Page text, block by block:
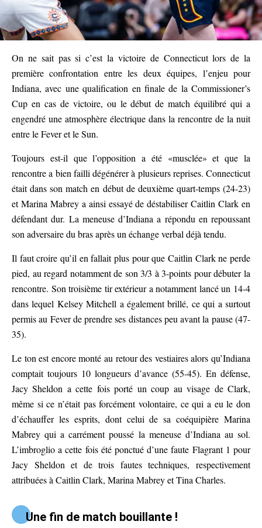
On ne sait pas si c’est la victoire de Connecticut lors de la
première confrontation entre les deux équipes, l’enjeu pour
Indiana, avec une qualification en finale de la Commissioner’s
Cup en cas de victoire, ou le début de match équilibré qui a
engendré une atmosphère électrique dans la rencontre de la nuit
entre le Fever et le Sun.
Toujours est-il que l’opposition a été «musclée» et que la
rencontre a bien failli dégénérer à plusieurs reprises. Connecticut
était dans son match en début de deuxième quart-temps (24-23)
et Marina Mabrey a ainsi essayé de déstabiliser Caitlin Clark en
défendant dur. La meneuse d’Indiana a répondu en repoussant
son adversaire du bras après un échange verbal déjà tendu.
Il faut croire qu’il en fallait plus pour que Caitlin Clark ne perde
pied, au regard notamment de son 3/3 à 3-points pour débuter la
rencontre. Son troisième tir extérieur a notamment lancé un 14-4
dans lequel Kelsey Mitchell a également brillé, ce qui a surtout
permis au Fever de prendre ses distances peu avant la pause (47-
35).
Le ton est encore monté au retour des vestiaires alors qu’Indiana
comptait toujours 10 longueurs d’avance (55-45). En défense,
Jacy Sheldon a cette fois porté un coup au visage de Clark,
même si ce n’était pas forcément volontaire, ce qui a eu le don
d’échauffer les esprits, dont celui de sa coéquipière Marina
Mabrey qui a carrément poussé la meneuse d’Indiana au sol.
L’imbroglio a cette fois été ponctué d’une faute Flagrant 1 pour
Jacy Sheldon et de trois fautes techniques, respectivement
attribuées à Caitlin Clark, Marina Mabrey et Tina Charles.
Une fin de match bouillante !